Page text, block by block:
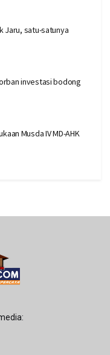
Jaru, satu-satunya
investasi bodong
Musda IV MD-AHK